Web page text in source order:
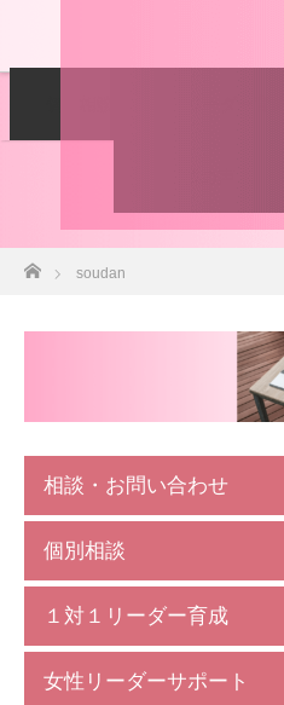
soudan
相談・お問い合わせ
個別相談
１対１リーダー育成
女性リーダーサポート